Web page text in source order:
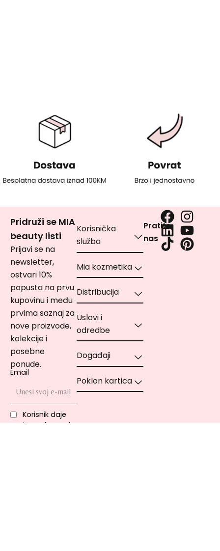
Pridruži se MIA
beauty listi
Prijavi se na
newsletter,
ostvari 10%
popusta na prvu
kupovinu i među
prvima saznaj za
nove proizvode,
kolekcije i
posebne
ponude.
Email
Korisnik daje
svoju saglasnost
Korisnička
služba
Mia kozmetika
Distribucija
Uslovi i
odredbe
Događaji
Poklon kartica
Pratite
nas